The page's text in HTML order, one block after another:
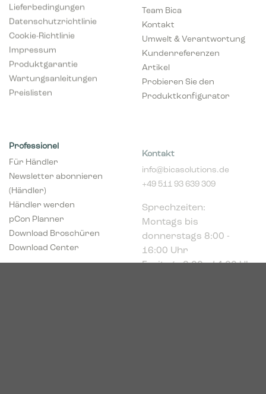
Lieferbedingungen
Datenschutzrichtlinie
Cookie-Richtlinie
Impressum
Produktgarantie
Wartungsanleitungen
Preislisten
Team Bica
Kontakt
Umwelt & Verantwortung
Kundenreferenzen
Artikel
Probieren Sie den
Produktkonfigurator
Professionel
Für Händler
Newsletter abonnieren
(Händler)
Händler werden
pCon Planner
Download Broschüren
Download Center
+49 511 93 639 309
Montags bis
donnerstags 8:00 -
16:00 Uhr
Freitags 8:00 - 14:00 Uhr